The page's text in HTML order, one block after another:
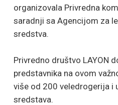
organizovala Privredna
saradnji sa Agencijom za
sredstva.
Privredno društvo LAYON
predstavnika na ovom
više od 200 veledrogerija i
sredstava.